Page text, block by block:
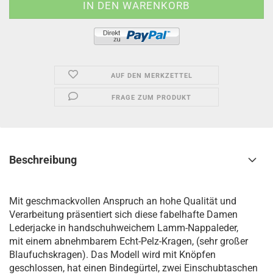
AUF DEN MERKZETTEL
FRAGE ZUM PRODUKT
Beschreibung
Mit geschmackvollen Anspruch an hohe Qualität und
Verarbeitung präsentiert sich diese fabelhafte Damen
Lederjacke in handschuhweichem Lamm-Nappaleder,
mit einem abnehmbarem Echt-Pelz-Kragen, (sehr großer
Blaufuchskragen). Das Modell wird mit Knöpfen
geschlossen, hat einen Bindegürtel, zwei Einschubtaschen